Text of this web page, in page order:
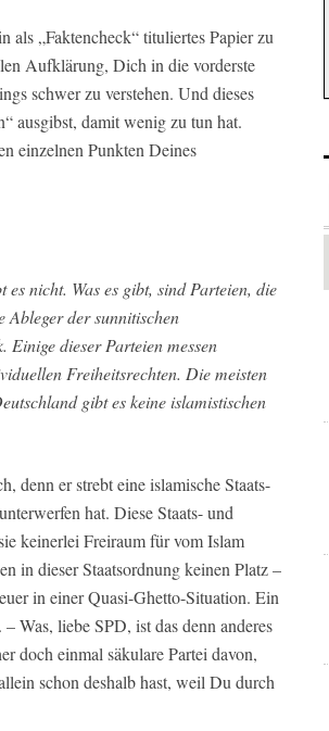
als „Faktencheck“ tituliertes Papier zu
Aufklärung, Dich in die vorderste
schwer zu verstehen. Und dieses
ausgibst, damit wenig zu tun hat.
einzelnen Punkten Deines
nicht. Was es gibt, sind Parteien, die
Ableger der sunnitischen
dieser Parteien messen
Freiheitsrechten. Die meisten
gibt es keine islamistischen
denn er strebt eine islamische Staats-
hat. Diese Staats- und
keinerlei Freiraum für vom Islam
in dieser Staatsordnung keinen Platz –
in einer Quasi-Ghetto-Situation. Ein
Was, liebe SPD, ist das denn anderes
doch einmal säkulare Partei davon,
schon deshalb hast, weil Du durch